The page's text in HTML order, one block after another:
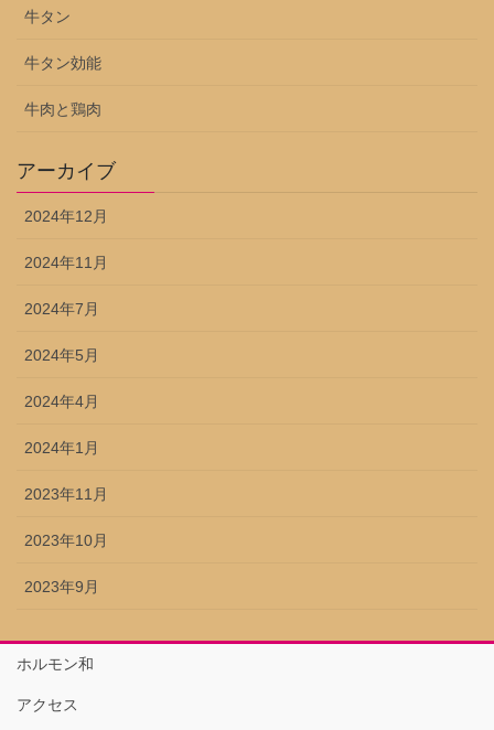
牛タン
牛タン効能
牛肉と鶏肉
アーカイブ
2024年12月
2024年11月
2024年7月
2024年5月
2024年4月
2024年1月
2023年11月
2023年10月
2023年9月
ホルモン和
アクセス